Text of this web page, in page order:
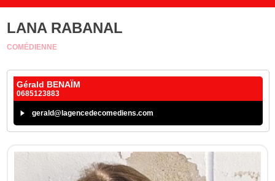
LANA RABANAL
COMÉDIENNE
Gérald BENAÏM
0685123883
gerald@lagencedecomediens.com